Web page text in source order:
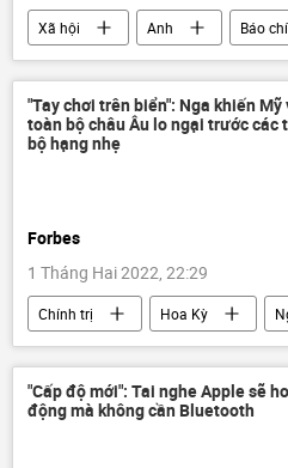
Xã hội Anh Báo
"Tay chơi trên biển": Nga khiến Mỹ
toàn bộ châu Âu lo ngại trước các
bộ hạng nhẹ
Forbes
1 Tháng Hai 2022, 22:29
Chính trị Hoa Kỳ
Biển Đen
Ukraina
Quân đội Nga
"Cấp độ mới": Tai nghe Apple sẽ
động mà không cần Bluetooth